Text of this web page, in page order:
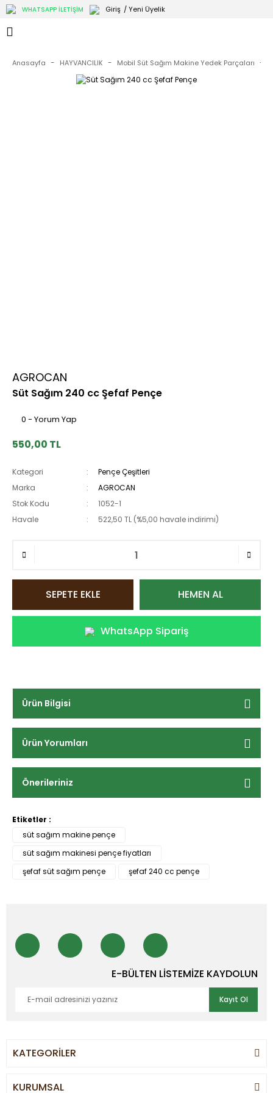
WHATSAPP İLETİŞİM Giriş / Yeni Üyelik
Anasayfa HAYVANCILIK Mobil Süt Sağım Makine Yedek Parçaları
AGROCAN
Süt Sağım 240 cc Şefaf Pençe
0 - Yorum Yap
550,00 TL
Kategori
Pençe Çeşitleri
Marka
AGROCAN
Stok Kodu
1052-1
Havale
522,50 TL (%5,00 havale indirimi)
SEPETE EKLE HEMEN AL
WhatsApp Sipariş
Ürün Bilgisi
Ürün Yorumları
Önerileriniz
Etiketler :
süt sağım makine pençe
süt sağım makinesi pençe fiyatları
şefaf süt sağım pençe
şefaf 240 cc pençe
E-BÜLTEN LİSTEMİZE KAYDOLUN
Kayıt Ol
KATEGORİLER
KURUMSAL